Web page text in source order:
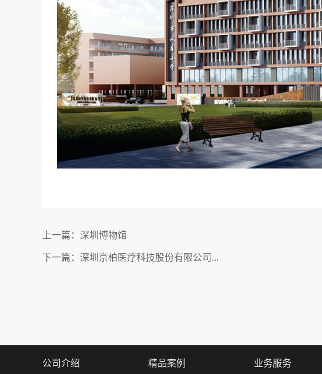
上一篇：深圳博物馆
下一篇：深圳京柏医疗科技股份有限公司...
公司介绍 精品案例 业务服务